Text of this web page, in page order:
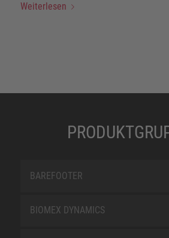
Weiterlesen
BAREFOOTER
BIOMEX DYNAMICS